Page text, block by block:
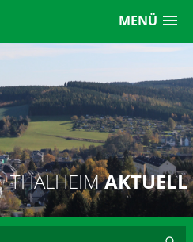
MENÜ
THALHEIMAKTUELL